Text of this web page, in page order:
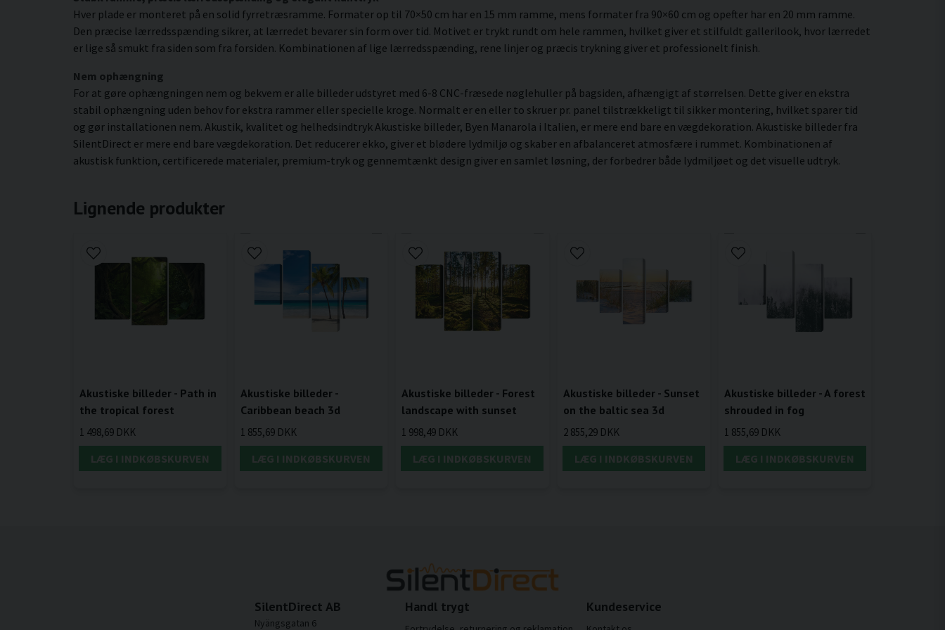
Hver plade er monteret på en solid fyrretræsramme. Formater op til 70×50 cm har en 15 mm ramme, mens formater fra 90×60 cm og opefter har en 20 mm ramme.
Den præcise lærredsspænding sikrer, at lærredet bevarer sin form over tid. Motivet er trykt rundt om hele rammen, hvilket giver et stilfuldt gallerilook, hvor lærredet
er lige så smukt fra siden som fra forsiden. Kombinationen af lige lærredsspænding, rene linjer og præcis trykning giver et professionelt finish.
Nem ophængning
For at gøre ophængningen nem og bekvem er alle billeder udstyret med 6-8 CNC-fræsede nøglehuller på bagsiden, afhængigt af størrelsen. Dette giver en ekstra
stabil ophængning uden behov for ekstra rammer eller specielle kroge. Normalt er en eller to skruer pr. panel tilstrækkeligt til sikker montering, hvilket sparer tid
og gør installationen nem. Akustik, kvalitet og helhedsindtryk Akustiske billeder, Byen Manarola i Italien, er mere end bare en vægdekoration. Akustiske billeder fra
SilentDirect er mere end bare vægdekoration. Det reducerer ekko, giver et blødere lydmiljø og skaber en afbalanceret atmosfære i rummet. Kombinationen af
akustisk funktion, certificerede materialer, premium-tryk og gennemtænkt design giver en samlet løsning, der forbedrer både lydmiljøet og det visuelle udtryk.
Lignende produkter
Akustiske billeder - Path in
the tropical forest
1 498,69 DKK
LÆG I INDKØBSKURVEN
Akustiske billeder -
Caribbean beach 3d
1 855,69 DKK
LÆG I INDKØBSKURVEN
Akustiske billeder - Forest
landscape with sunset
1 998,49 DKK
LÆG I INDKØBSKURVEN
Akustiske billeder - Sunset
on the baltic sea 3d
2 855,29 DKK
LÆG I INDKØBSKURVEN
Akustiske billeder - A forest
shrouded in fog
1 855,69 DKK
LÆG I INDKØBSKURVEN
SilentDirect AB
Nyängsgatan 6
Handl trygt Kundeservice